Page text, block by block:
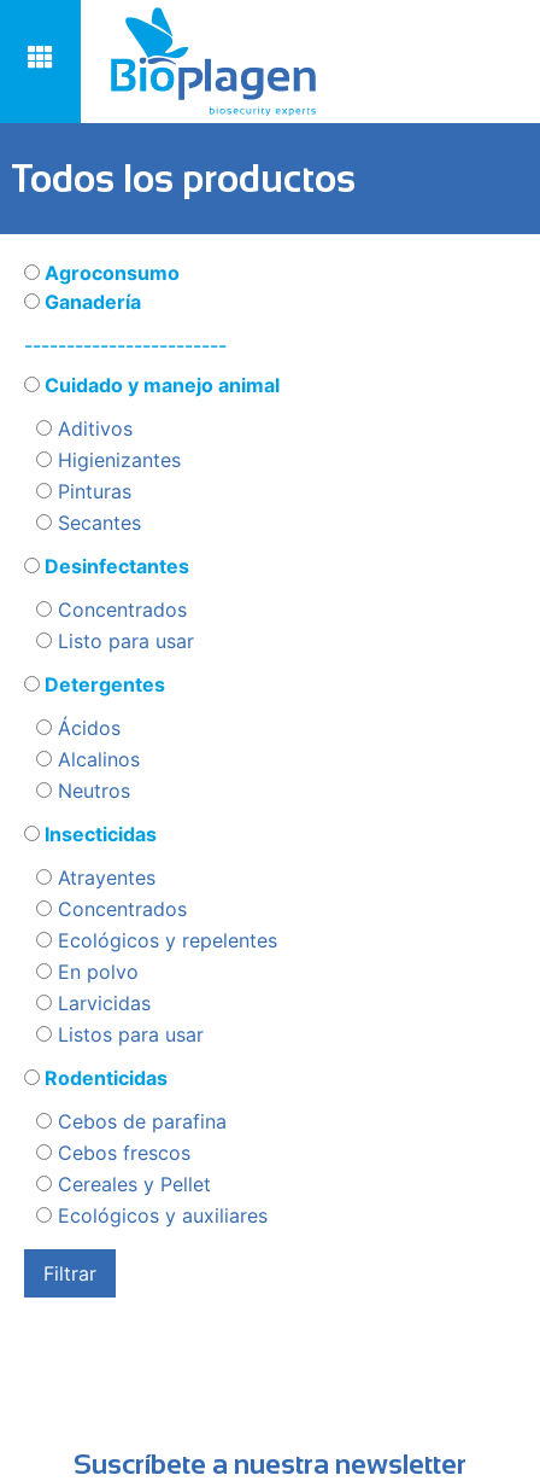
Todos los productos
Agroconsumo
Ganadería
------------------------
Cuidado y manejo animal
Aditivos
Higienizantes
Pinturas
Secantes
Desinfectantes
Concentrados
Listo para usar
Detergentes
Ácidos
Alcalinos
Neutros
Insecticidas
Atrayentes
Concentrados
Ecológicos y repelentes
En polvo
Larvicidas
Listos para usar
Rodenticidas
Cebos de parafina
Cebos frescos
Cereales y Pellet
Ecológicos y auxiliares
Suscríbete a nuestra newsletter